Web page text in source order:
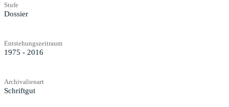
Stufe
Dossier
Entstehungszeitraum
1975 - 2016
Archivalienart
Schriftgut